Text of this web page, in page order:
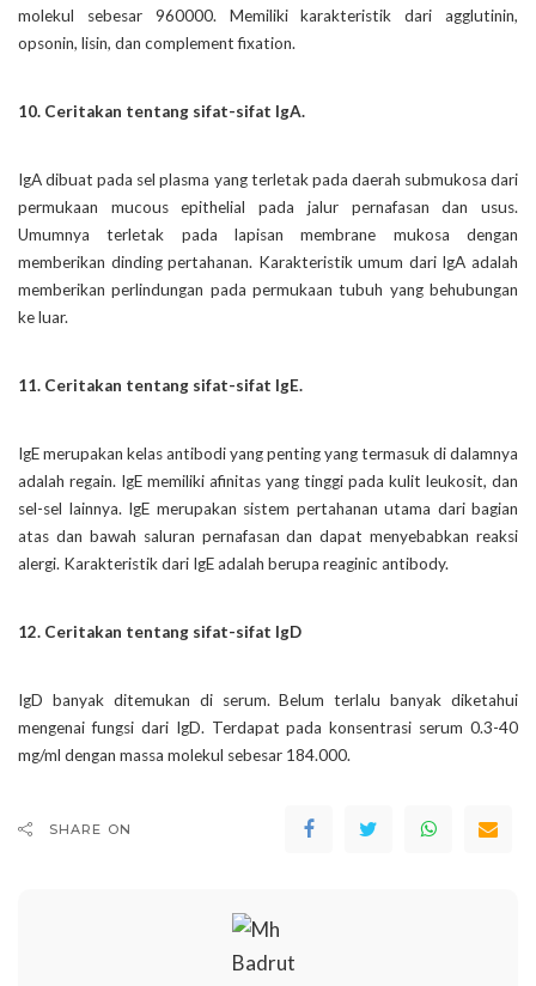
molekul sebesar 960000. Memiliki karakteristik dari agglutinin,
opsonin, lisin, dan complement fixation.
10. Ceritakan tentang sifat-sifat IgA.
IgA dibuat pada sel plasma yang terletak pada daerah submukosa dari
permukaan mucous epithelial pada jalur pernafasan dan usus.
Umumnya terletak pada lapisan membrane mukosa dengan
memberikan dinding pertahanan. Karakteristik umum dari IgA adalah
memberikan perlindungan pada permukaan tubuh yang behubungan
ke luar.
11. Ceritakan tentang sifat-sifat IgE.
IgE merupakan kelas antibodi yang penting yang termasuk di dalamnya
adalah regain. IgE memiliki afinitas yang tinggi pada kulit leukosit, dan
sel-sel lainnya. IgE merupakan sistem pertahanan utama dari bagian
atas dan bawah saluran pernafasan dan dapat menyebabkan reaksi
alergi. Karakteristik dari IgE adalah berupa reaginic antibody.
12. Ceritakan tentang sifat-sifat IgD
IgD banyak ditemukan di serum. Belum terlalu banyak diketahui
mengenai fungsi dari IgD. Terdapat pada konsentrasi serum 0.3-40
mg/ml dengan massa molekul sebesar 184.000.
SHARE ON